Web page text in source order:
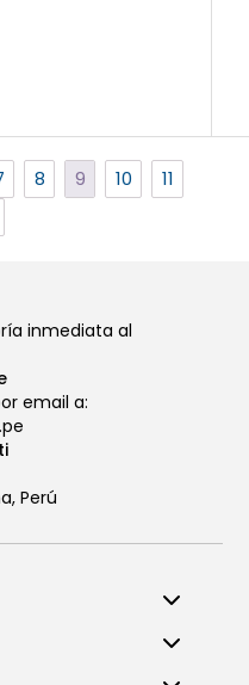
8 9 10
11
inmediata al
email a:
Perú